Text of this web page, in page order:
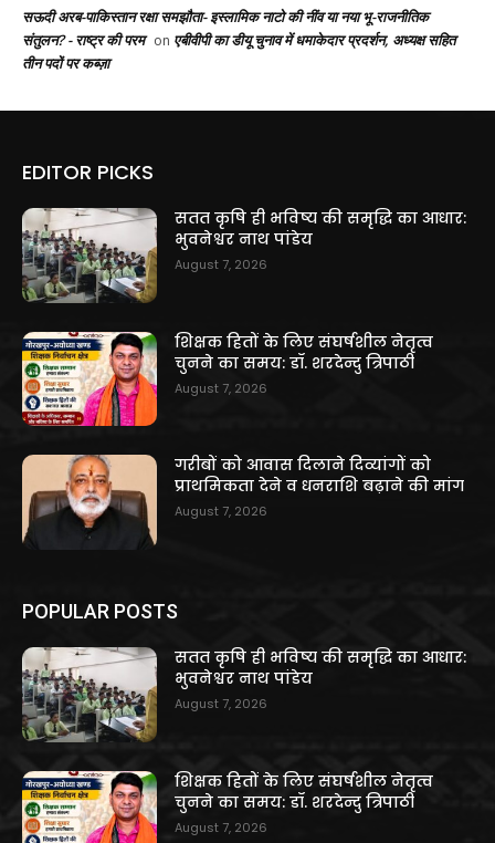
सऊदी अरब-पाकिस्तान रक्षा समझौता- इस्लामिक नाटो की नींव या नया भू-राजनीतिक
संतुलन? - राष्ट्र की परम on एबीवीपी का डीयू चुनाव में धमाकेदार प्रदर्शन, अध्यक्ष सहित
तीन पदों पर कब्ज़ा
EDITOR PICKS
सतत कृषि ही भविष्य की समृद्धि का आधार:
भुवनेश्वर नाथ पांडेय
August 7, 2026
शिक्षक हितों के लिए संघर्षशील नेतृत्व
चुनने का समय: डॉ. शरदेन्दु त्रिपाठी
August 7, 2026
गरीबों को आवास दिलाने दिव्यांगों को
प्राथमिकता देने व धनराशि बढ़ाने की मांग
August 7, 2026
POPULAR POSTS
सतत कृषि ही भविष्य की समृद्धि का आधार:
भुवनेश्वर नाथ पांडेय
August 7, 2026
शिक्षक हितों के लिए संघर्षशील नेतृत्व
चुनने का समय: डॉ. शरदेन्दु त्रिपाठी
August 7, 2026